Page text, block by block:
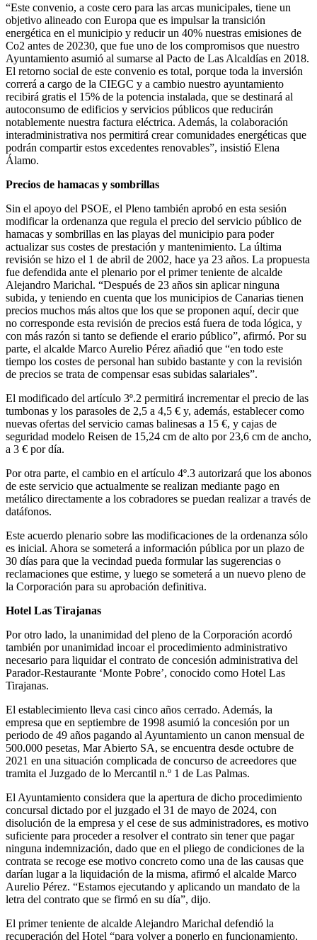
“Este convenio, a coste cero para las arcas municipales, tiene un
objetivo alineado con Europa que es impulsar la transición
energética en el municipio y reducir un 40% nuestras emisiones de
Co2 antes de 20230, que fue uno de los compromisos que nuestro
Ayuntamiento asumió al sumarse al Pacto de Las Alcaldías en 2018.
El retorno social de este convenio es total, porque toda la inversión
correrá a cargo de la CIEGC y a cambio nuestro ayuntamiento
recibirá gratis el 15% de la potencia instalada, que se destinará al
autoconsumo de edificios y servicios públicos que reducirán
notablemente nuestra factura eléctrica. Además, la colaboración
interadministrativa nos permitirá crear comunidades energéticas que
podrán compartir estos excedentes renovables”, insistió Elena
Álamo.
Precios de hamacas y sombrillas
Sin el apoyo del PSOE, el Pleno también aprobó en esta sesión
modificar la ordenanza que regula el precio del servicio público de
hamacas y sombrillas en las playas del municipio para poder
actualizar sus costes de prestación y mantenimiento. La última
revisión se hizo el 1 de abril de 2002, hace ya 23 años. La propuesta
fue defendida ante el plenario por el primer teniente de alcalde
Alejandro Marichal. “Después de 23 años sin aplicar ninguna
subida, y teniendo en cuenta que los municipios de Canarias tienen
precios muchos más altos que los que se proponen aquí, decir que
no corresponde esta revisión de precios está fuera de toda lógica, y
con más razón si tanto se defiende el erario público”, afirmó. Por su
parte, el alcalde Marco Aurelio Pérez añadió que “en todo este
tiempo los costes de personal han subido bastante y con la revisión
de precios se trata de compensar esas subidas salariales”.
El modificado del artículo 3º.2 permitirá incrementar el precio de las
tumbonas y los parasoles de 2,5 a 4,5 € y, además, establecer como
nuevas ofertas del servicio camas balinesas a 15 €, y cajas de
seguridad modelo Reisen de 15,24 cm de alto por 23,6 cm de ancho,
a 3 € por día.
Por otra parte, el cambio en el artículo 4º.3 autorizará que los abonos
de este servicio que actualmente se realizan mediante pago en
metálico directamente a los cobradores se puedan realizar a través de
datáfonos.
Este acuerdo plenario sobre las modificaciones de la ordenanza sólo
es inicial. Ahora se someterá a información pública por un plazo de
30 días para que la vecindad pueda formular las sugerencias o
reclamaciones que estime, y luego se someterá a un nuevo pleno de
la Corporación para su aprobación definitiva.
Hotel Las Tirajanas
Por otro lado, la unanimidad del pleno de la Corporación acordó
también por unanimidad incoar el procedimiento administrativo
necesario para liquidar el contrato de concesión administrativa del
Parador-Restaurante ‘Monte Pobre’, conocido como Hotel Las
Tirajanas.
El establecimiento lleva casi cinco años cerrado. Además, la
empresa que en septiembre de 1998 asumió la concesión por un
periodo de 49 años pagando al Ayuntamiento un canon mensual de
500.000 pesetas, Mar Abierto SA, se encuentra desde octubre de
2021 en una situación complicada de concurso de acreedores que
tramita el Juzgado de lo Mercantil n.º 1 de Las Palmas.
El Ayuntamiento considera que la apertura de dicho procedimiento
concursal dictado por el juzgado el 31 de mayo de 2024, con
disolución de la empresa y el cese de sus administradores, es motivo
suficiente para proceder a resolver el contrato sin tener que pagar
ninguna indemnización, dado que en el pliego de condiciones de la
contrata se recoge ese motivo concreto como una de las causas que
darían lugar a la liquidación de la misma, afirmó el alcalde Marco
Aurelio Pérez. “Estamos ejecutando y aplicando un mandato de la
letra del contrato que se firmó en su día”, dijo.
El primer teniente de alcalde Alejandro Marichal defendió la
recuperación del Hotel “para volver a ponerlo en funcionamiento,